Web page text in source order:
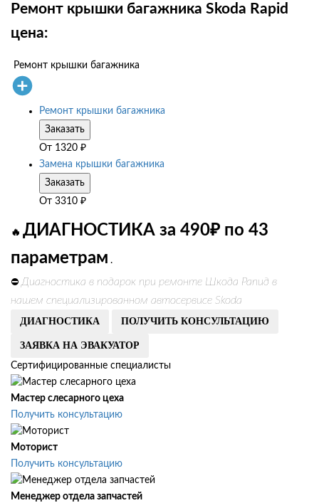
Ремонт крышки багажника Skoda Rapid
цена:
Ремонт крышки багажника
Ремонт крышки багажника
Заказать
От 1320 ₽
Замена крышки багажника
Заказать
От 3310 ₽
🔥 ДИАГНОСТИКА за 490₽ по 43
параметрам .
⛔ Диагностика в подарок при ремонте Шкода Рапид в
нашем специализированном автосервисе Skoda
ДИАГНОСТИКА ПОЛУЧИТЬ КОНСУЛЬТАЦИЮ
ЗАЯВКА НА ЭВАКУАТОР
Сертифицированные специалисты
Мастер слесарного цеха
Получить консультацию
Моторист
Получить консультацию
Менеджер отдела запчастей